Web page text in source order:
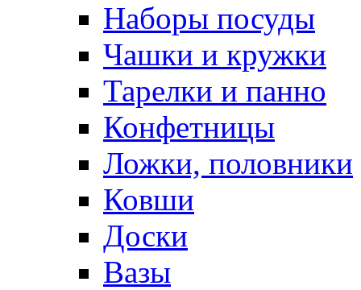
Наборы посуды
Чашки и кружки
Тарелки и панно
Конфетницы
Ложки, половники
Ковши
Доски
Вазы